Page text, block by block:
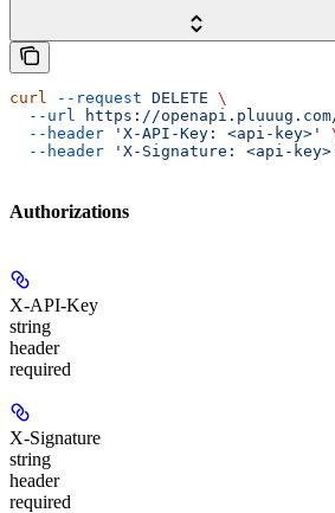
curl --request DELETE \
  --url
https://
  --header
'X-API-Key: <api-key>'
  --header
'X-Signature: <api-
Authorizations
X-API-Key
string
header
required
X-Signature
string
header
required